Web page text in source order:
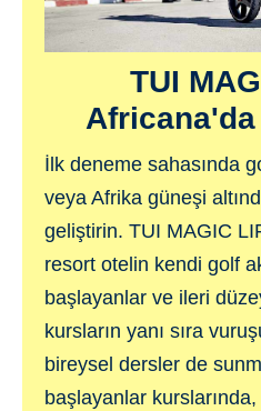
Handicap: 28 / 36
Kulübe uzaklık:
Seyahat süresi:
Handicap: 28 / 36
TUI
İlk deneme sahasında
veya Afrika güneşi
geliştirin. TUI MAGIC
resort otelin kendi golf
başlayanlar ve ileri
kursların yanı sıra
bireysel dersler de
başlayanlar